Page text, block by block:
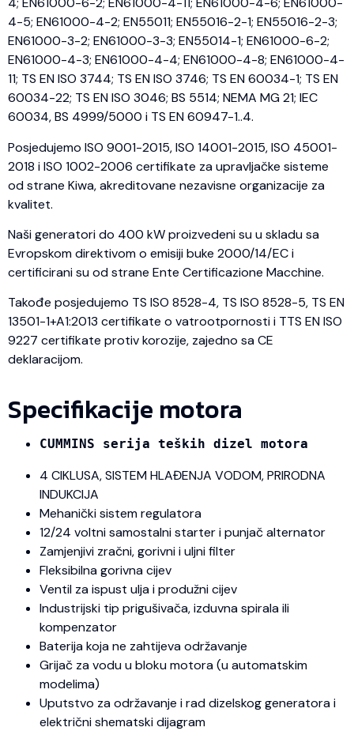
4-5; EN61000-4-2; EN55011; EN55016-2-1; EN55016-2-3;
EN61000-3-2; EN61000-3-3; EN55014-1; EN61000-6-2;
EN61000-4-3; EN61000-4-4; EN61000-4-8; EN61000-4-
11; TS EN ISO 3744; TS EN ISO 3746; TS EN 60034-1; TS EN
60034-22; TS EN ISO 3046; BS 5514; NEMA MG 21; IEC
60034, BS 4999/5000 i TS EN 60947-1..4.
Posjedujemo ISO 9001-2015, ISO 14001-2015, ISO 45001-
2018 i ISO 1002-2006 certifikate za upravljačke sisteme
od strane Kiwa, akreditovane nezavisne organizacije za
kvalitet.
Naši generatori do 400 kW proizvedeni su u skladu sa
Evropskom direktivom o emisiji buke 2000/14/EC i
certificirani su od strane Ente Certificazione Macchine.
Takođe posjedujemo TS ISO 8528-4, TS ISO 8528-5, TS EN
13501-1+A1:2013 certifikate o vatrootpornosti i TTS EN ISO
9227 certifikate protiv korozije, zajedno sa CE
deklaracijom.
Specifikacije motora
CUMMINS serija teških dizel motora
4 CIKLUSA, SISTEM HLAĐENJA VODOM, PRIRODNA
INDUKCIJA
Mehanički sistem regulatora
12/24 voltni samostalni starter i punjač alternator
Zamjenjivi zračni, gorivni i uljni filter
Fleksibilna gorivna cijev
Ventil za ispust ulja i produžni cijev
Industrijski tip prigušivača, izduvna spirala ili
kompenzator
Baterija koja ne zahtijeva održavanje
Grijač za vodu u bloku motora (u automatskim
modelima)
Uputstvo za održavanje i rad dizelskog generatora i
električni shematski dijagram